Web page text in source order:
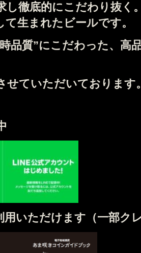
し徹底的にこだわり抜く
生まれたビールです。
品質”にこだわった、高
せていただいております
用いただけます（一部ク